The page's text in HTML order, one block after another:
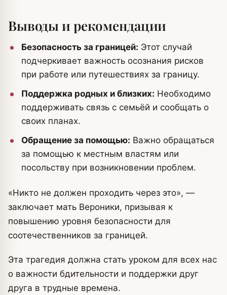
Выводы и рекомендации
Безопасность за границей: Этот случай
подчеркивает важность осознания рисков
при работе или путешествиях за границу.
Поддержка родных и близких: Необходимо
поддерживать связь с семьёй и сообщать о
своих планах.
Обращение за помощью: Важно обращаться
за помощью к местным властям или
посольству при возникновении проблем.
«Никто не должен проходить через это», —
заключает мать Вероники, призывая к
повышению уровня безопасности для
соотечественников за границей.
Эта трагедия должна стать уроком для всех нас
о важности бдительности и поддержки друг
друга в трудные времена.